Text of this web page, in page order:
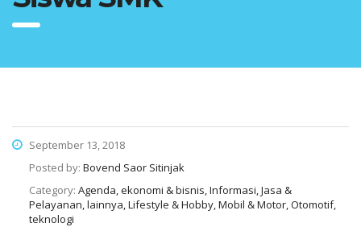
September 13, 2018
Posted by: Bovend Saor Sitinjak
Category: Agenda, ekonomi & bisnis, Informasi, Jasa &
Pelayanan, lainnya, Lifestyle & Hobby, Mobil & Motor, Otomotif,
teknologi